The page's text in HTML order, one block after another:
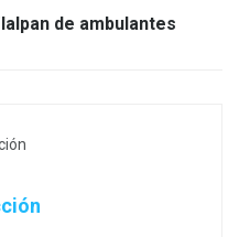
de ambulantes